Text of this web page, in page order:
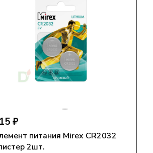
₽
питания Mirex CR2032
2шт.